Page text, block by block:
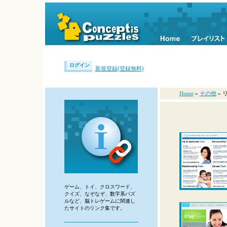
ログイン
新規登録(登録無料)
ゲーム、トイ、クロスワード、
クイズ、なぞなぞ、数字系パズ
ルなど、脳トレゲームに関連し
たサイトのリンク集です。
Home » その他 »